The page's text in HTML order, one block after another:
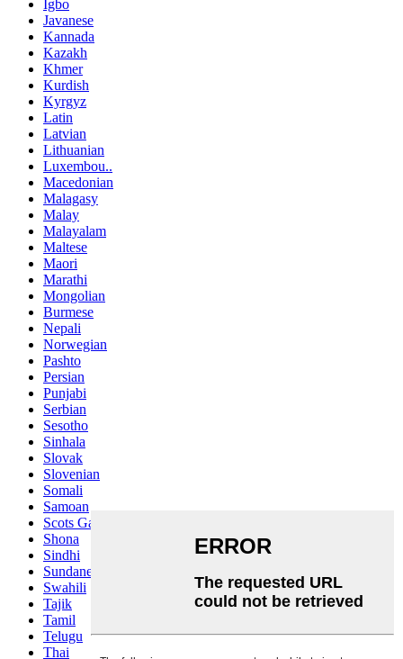
Igbo
Javanese
Kannada
Kazakh
Khmer
Kurdish
Kyrgyz
Latin
Latvian
Lithuanian
Luxembou..
Macedonian
Malagasy
Malay
Malayalam
Maltese
Maori
Marathi
Mongolian
Burmese
Nepali
Norwegian
Pashto
Persian
Punjabi
Serbian
Sesotho
Sinhala
Slovak
Slovenian
Somali
Samoan
Scots Gaelic
Shona
Sindhi
Sundanese
Swahili
Tajik
Tamil
Telugu
Thai